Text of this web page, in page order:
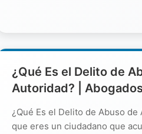
¿Qué Es el Delito de
Autoridad? |
¿Qué Es el Delito de Abuso de
que eres un ciudadano que